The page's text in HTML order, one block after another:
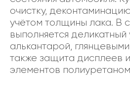
очистку,
учётом толщины лака. В
выполняется деликатный
алькантарой,
также защита дисплеев
элементов